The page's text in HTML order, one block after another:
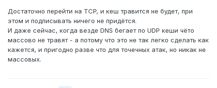
Достаточно перейти на TCP, и кеш травится не будет, при
этом и подписывать ничего не придётся.
И даже сейчас, когда везде DNS бегает по UDP кеши чёто
массово не травят - а потому что это не так легко сделать как
кажется, и пригодно разве что для точечных атак, но никак не
массовых.